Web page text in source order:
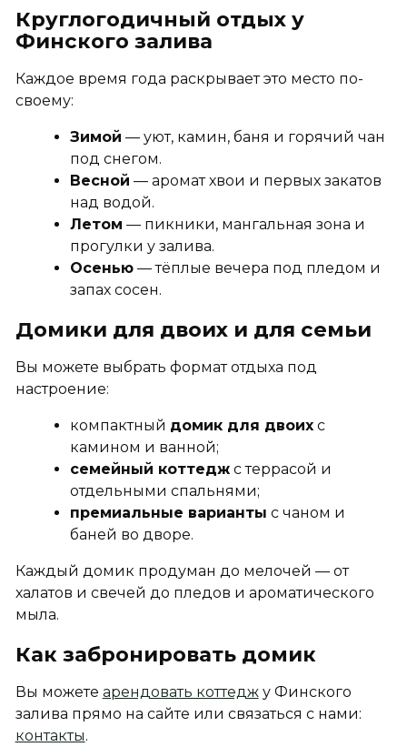
Круглогодичный отдых у
Финского залива
Каждое время года раскрывает это место по-
своему:
Зимой — уют, камин, баня и горячий чан
под снегом.
Весной — аромат хвои и первых закатов
над водой.
Летом — пикники, мангальная зона и
прогулки у залива.
Осенью— тёплые вечера под пледом и
запах сосен.
Домики для двоих и для семьи
Вы можете выбрать формат отдыха под
настроение:
компактный домик для двоихс
камином и ванной;
семейный коттеджс террасой и
отдельными спальнями;
премиальные варианты с чаном и
баней во дворе.
Каждый домик продуман до мелочей — от
халатов и свечей до пледов и ароматического
мыла.
Как забронировать домик
Вы можете арендовать коттеджу Финского
залива прямо на сайте или связаться с нами:
контакты.